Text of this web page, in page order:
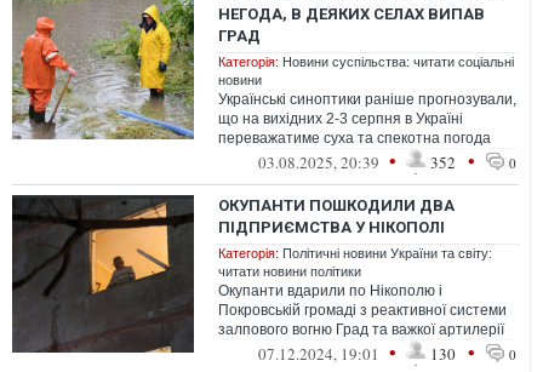
НЕГОДА, В ДЕЯКИХ СЕЛАХ ВИПАВ
ГРАД
Категорія: Новини суспільства: читати соціальні
новини
Українські синоптики раніше прогнозували,
що на вихідних 2-3 серпня в Україні
переважатиме суха та спекотна погода
03.08.2025, 20:39 • 352 • 0
ОКУПАНТИ ПОШКОДИЛИ ДВА
ПІДПРИЄМСТВА У НІКОПОЛІ
Категорія: Політичні новини України та світу:
читати новини політики
Окупанти вдарили по Нікополю і
Покровській громаді з реактивної системи
залпового вогню Град та важкої артилерії
07.12.2024, 19:01 • 130 • 0